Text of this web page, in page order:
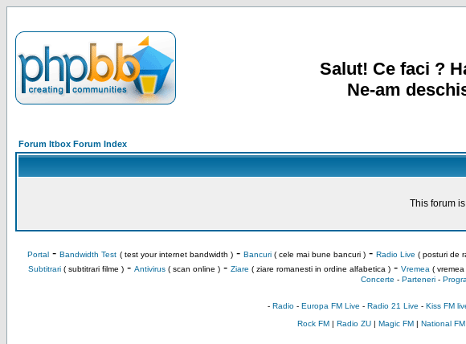
Salut! Ce faci ?
Ne-am
Forum Itbox Forum Index
This forum
Portal- Bandwidth Test ( test your internet bandwidth )- Bancuri( cele mai bune bancuri )- Radio Live ( posturi de
Subtitrari( subtitrari filme )- Antivirus( scan online )- Ziare ( ziare romanesti in ordine alfabetica )- Vremea (
Concerte - Parteneri-
- Radio- Europa FM Live - Radio 21 Live - Kiss FM
Rock FM| Radio ZU| Magic FM| National FM